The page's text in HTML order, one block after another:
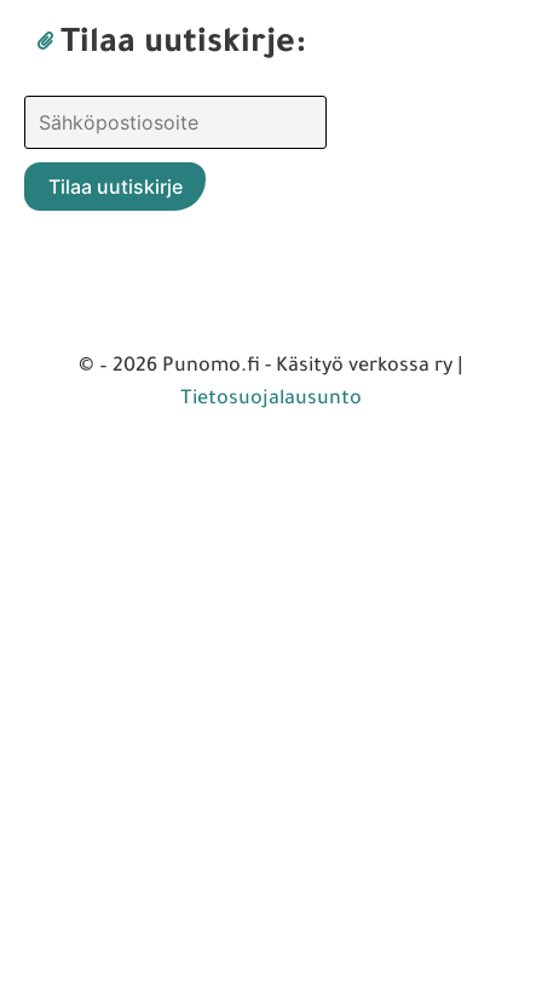
Tilaa uutiskirje:
© – 2026 Punomo.fi - Käsityö verkossa ry |
Tietosuojalausunto